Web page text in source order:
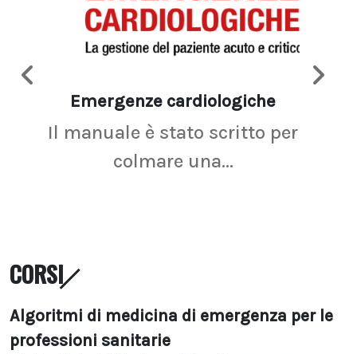
Emergenze cardiologiche
Il manuale è stato scritto per
colmare una...
CORSI
Algoritmi di medicina di emergenza per le
professioni sanitarie